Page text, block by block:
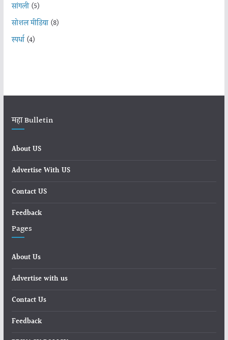
सांगली(5)
सोशल मीडिया(8)
स्पर्धा(4)
महा Bulletin
About US
Advertise With US
Contact US
Feedback
Pages
About Us
Advertise with us
Contact Us
Feedback